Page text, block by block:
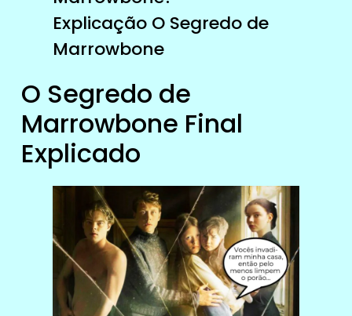
Explicação O Segredo de
Marrowbone
O Segredo de
Marrowbone Final
Explicado